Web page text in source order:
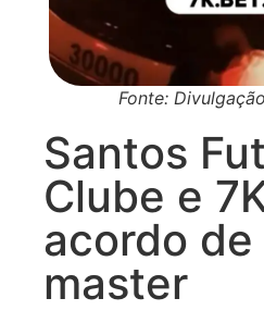
Fonte:
Santos
Clube e
acordo
master